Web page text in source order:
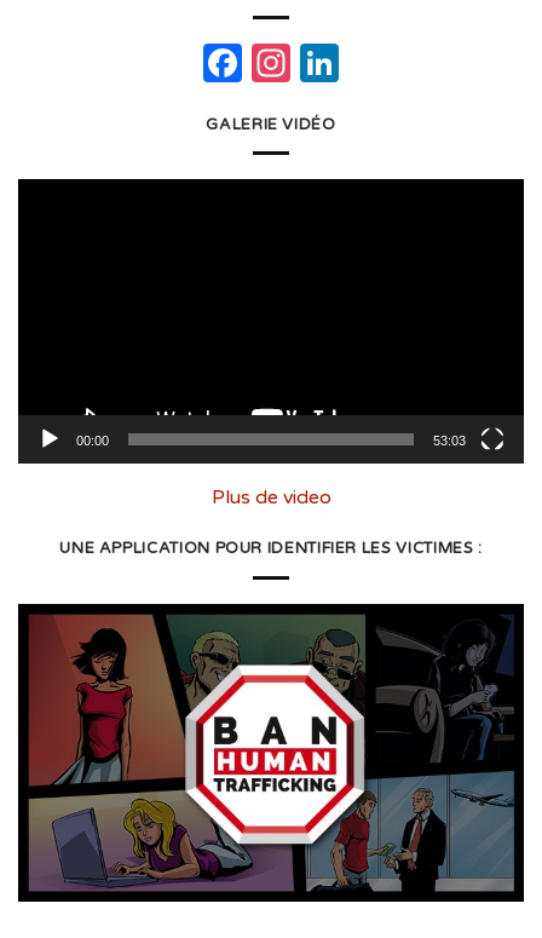
Facebook
Instagram
GALERIE VIDÉO
00:00 53:03
Plus de video
UNE APPLICATION POUR IDENTIFIER LES VICTIMES :